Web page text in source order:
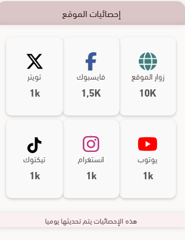
إحصائيات الموقع
زوار الموقع
10K
فايسبوك
1,5K
تويتر
1k
يوتوب
1k
انستغرام
1k
تيكتوك
1k
هذه الإحصائيات يتم تحديثها يوميا